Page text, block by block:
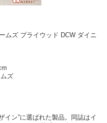
ムズ プライウッド DCW ダイニ
ズ
イン”に選ばれた製品。同誌はイ